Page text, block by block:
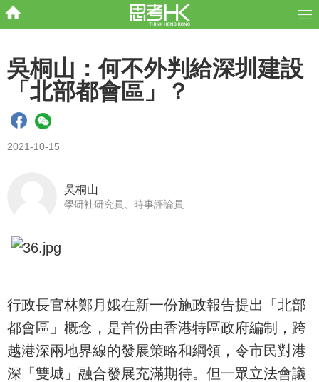
吳桐山：何不外判給深圳建設
「北部都會區」？
2021-10-15
吳桐山
學研社研究員、時事評論員
行政長官林鄭月娥在新一份施政報告提出「北部
都會區」概念，是首份由香港特區政府編制，跨
越港深兩地界線的發展策略和綱領，令市民對港
深「雙城」融合發展充滿期待。但一眾立法會議